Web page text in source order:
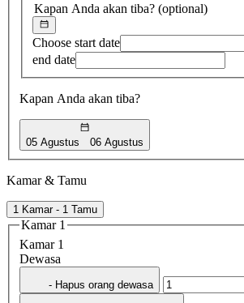
Kapan Anda akan tiba? (optional)
Choose start date
end date
Kapan Anda akan tiba?
05 Agustus 06 Agustus
Kamar & Tamu
1 Kamar - 1 Tamu
Kamar 1
Kamar 1
Dewasa
- Hapus orang dewasa